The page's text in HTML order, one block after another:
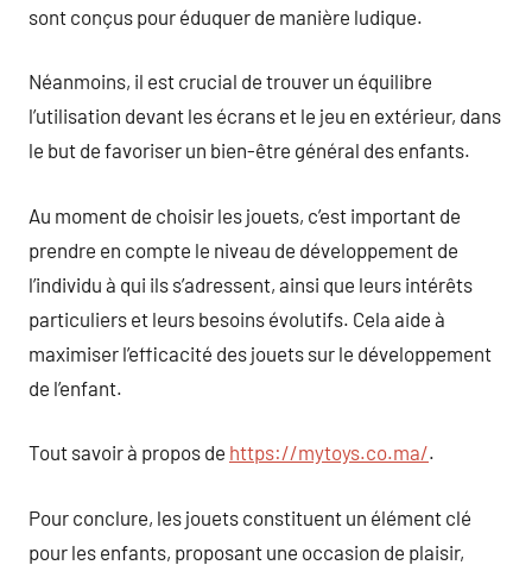
sont conçus pour éduquer de manière ludique.
Néanmoins, il est crucial de trouver un équilibre
l’utilisation devant les écrans et le jeu en extérieur, dans
le but de favoriser un bien-être général des enfants.
Au moment de choisir les jouets, c’est important de
prendre en compte le niveau de développement de
l’individu à qui ils s’adressent, ainsi que leurs intérêts
particuliers et leurs besoins évolutifs. Cela aide à
maximiser l’efficacité des jouets sur le développement
de l’enfant.
Tout savoir à propos de https://mytoys.co.ma/.
Pour conclure, les jouets constituent un élément clé
pour les enfants, proposant une occasion de plaisir,